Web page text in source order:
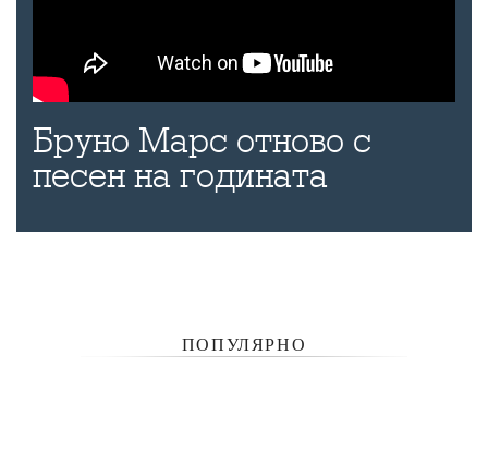
Бруно Марс отново с
песен на годината
ПОПУЛЯРНО